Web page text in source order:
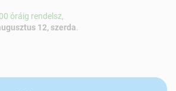
óráig rendelsz,
12, szerda